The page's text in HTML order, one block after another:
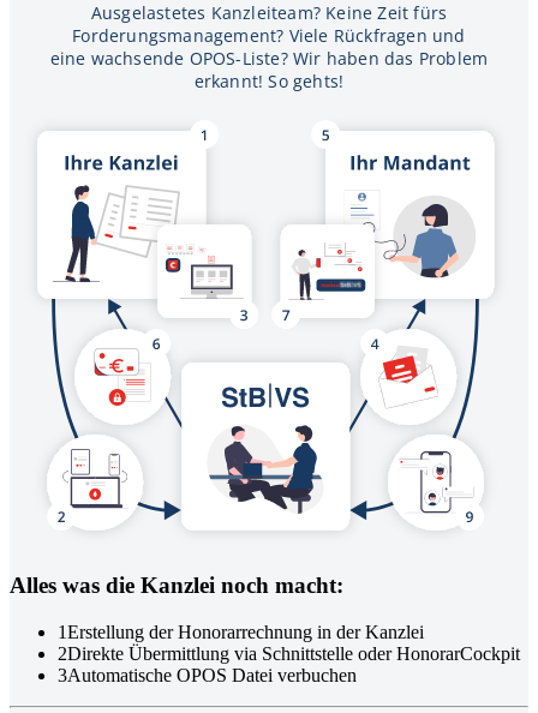
Ausgelastetes Kanzleiteam? Keine Zeit fürs
Forderungsmanagement? Viele Rückfragen und
eine wachsende OPOS-Liste? Wir haben das Problem
erkannt! So gehts!
Alles was die Kanzlei noch macht:
1Erstellung der Honorarrechnung in der Kanzlei
2Direkte Übermittlung via Schnittstelle oder HonorarCockpit
3Automatische OPOS Datei verbuchen